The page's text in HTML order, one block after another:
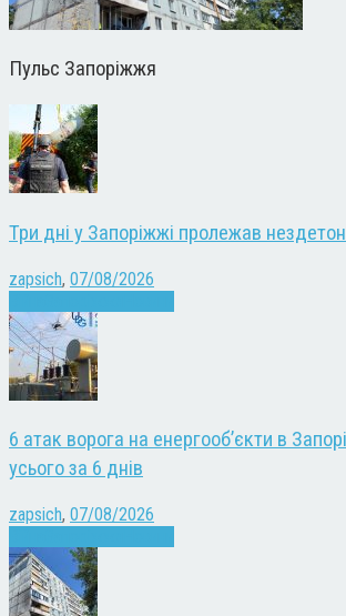
Пульс Запоріжжя
Три дні у Запоріжжі пролежав
zapsich, 07/08/2026
6 атак ворога на енергооб’єкти в
усього за 6 днів
zapsich, 07/08/2026